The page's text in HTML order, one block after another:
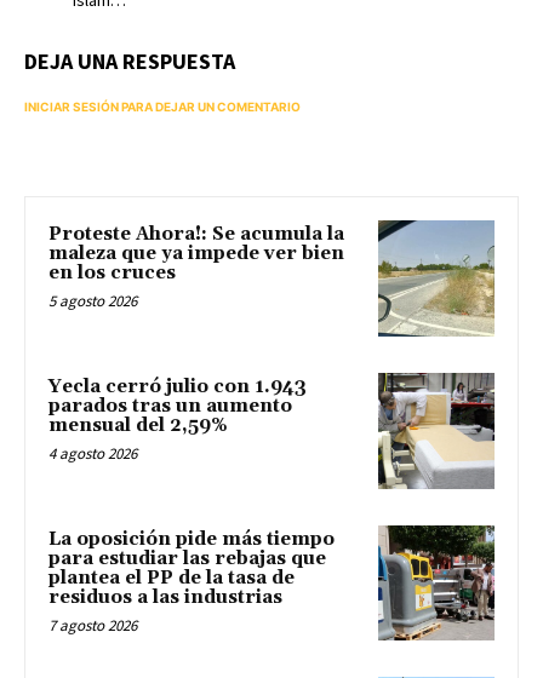
DEJA UNA RESPUESTA
INICIAR SESIÓN PARA DEJAR UN COMENTARIO
Proteste Ahora!: Se acumula la
maleza que ya impede ver bien
en los cruces
5 agosto 2026
Yecla cerró julio con 1.943
parados tras un aumento
mensual del 2,59%
4 agosto 2026
La oposición pide más tiempo
para estudiar las rebajas que
plantea el PP de la tasa de
residuos a las industrias
7 agosto 2026